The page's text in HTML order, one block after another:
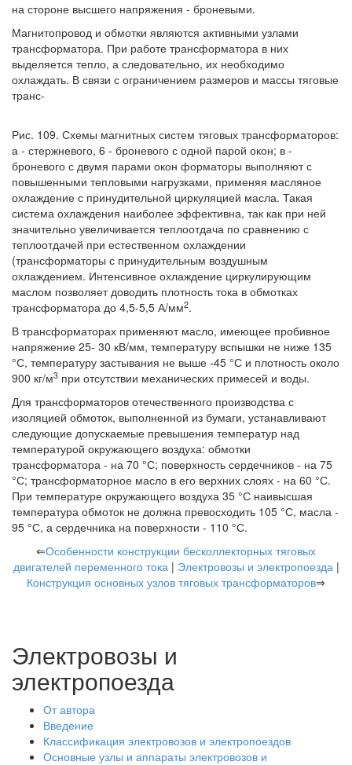
на стороне высшего напряжения - броневыми.
Магнитопровод и обмотки являются активными узлами
трансформатора. При работе трансформатора в них
выделяется тепло, а следовательно, их необходимо
охлаждать. В связи с ограничением размеров и массы тяговые
транс-
Рис. 109. Схемы магнитных систем тяговых трансформаторов:
а - стержневого, 6 - броневого с одной парой окон; в -
броневого с двумя парами окон форматоры выполняют с
повышенными тепловыми нагрузками, применяя масляное
охлаждение с принудительной циркуляцией масла. Такая
система охлаждения наиболее эффективна, так как при ней
значительно увеличивается теплоотдача по сравнению с
теплоотдачей при естественном охлаждении
(трансформаторы с принудительным воздушным
охлаждением. Интенсивное охлаждение циркулирующим
маслом позволяет доводить плотность тока в обмотках
трансформатора до 4,5-5,5 А/мм2.
В трансформаторах применяют масло, имеющее пробивное
напряжение 25- 30 кВ/мм, температуру вспышки не ниже 135
°С, температуру застывания не выше -45 °С и плотность около
900 кг/м3 при отсутствии механических примесей и воды.
Для трансформаторов отечественного производства с
изоляцией обмоток, выполненной из бумаги, устанавливают
следующие допускаемые превышения температур над
температурой окружающего воздуха: обмотки
трансформатора - на 70 °С; поверхность сердечников - на 75
°С; трансформаторное масло в его верхних слоях - на 60 °С.
При температуре окружающего воздуха 35 °С наивысшая
температура обмоток не должна превосходить 105 °С, масла -
95 °С, а сердечника на поверхности - 110 °С.
⇐Особенности конструкции бесколлекторных тяговых
двигателей переменного тока| Электровозы и электропоезда|
Конструкция основных узлов тяговых трансформаторов⇒
Электровозы и
электропоезда
От автора
Введение
Классификация электровозов и электропоездов
Основные узлы и аппараты электровозов и